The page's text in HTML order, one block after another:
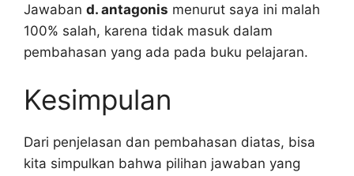
Jawaban d. antagonis menurut saya ini malah
100% salah, karena tidak masuk dalam
pembahasan yang ada pada buku pelajaran.
Kesimpulan
Dari penjelasan dan pembahasan diatas, bisa
kita simpulkan bahwa pilihan jawaban yang